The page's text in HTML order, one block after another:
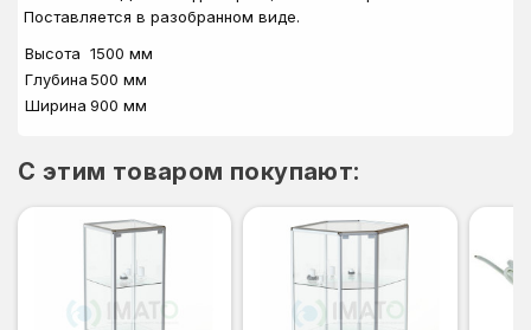
Поставляется в разобранном виде.
Высота 1500 мм
Глубина 500 мм
Ширина 900 мм
C этим товаром покупают: